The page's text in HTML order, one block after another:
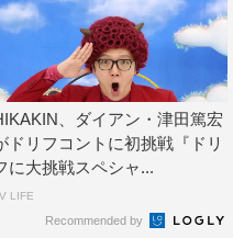
、ダイアン・津田篤宏
ドリフコントに初挑戦『ドリ
に大挑戦スペシャ...
LIFE
Recommended by